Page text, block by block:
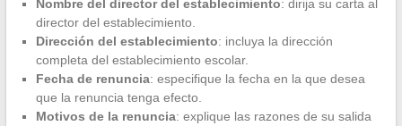
Nombre del director del establecimiento: dirija su carta al
director del establecimiento.
Dirección del establecimiento: incluya la dirección
completa del establecimiento escolar.
Fecha de renuncia: especifique la fecha en la que desea
que la renuncia tenga efecto.
Motivos de la renuncia: explique las razones de su salida